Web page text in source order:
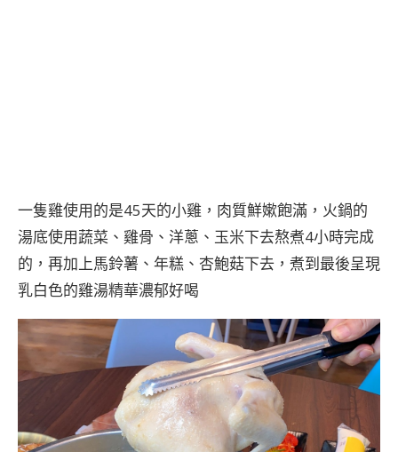
一隻雞使用的是45天的小雞，肉質鮮嫰飽滿，火鍋的
湯底使用蔬菜、雞骨、洋蔥、玉米下去熬煮4小時完成
的，再加上馬鈴薯、年糕、杏鮑菇下去，煮到最後呈現
乳白色的雞湯精華濃郁好喝